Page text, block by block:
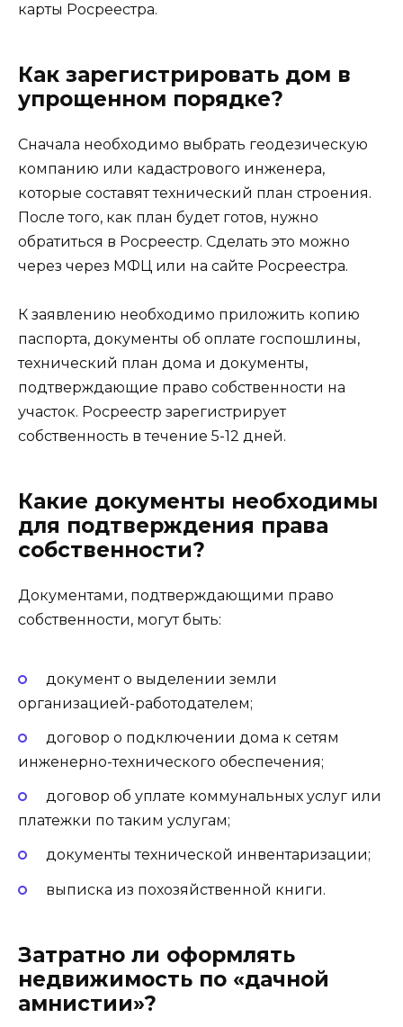
карты Росреестра.
Как зарегистрировать дом в
упрощенном порядке?
Сначала необходимо выбрать геодезическую
компанию или кадастрового инженера,
которые составят технический план строения.
После того, как план будет готов, нужно
обратиться в Росреестр. Сделать это можно
через через МФЦ или на сайте Росреестра.
К заявлению необходимо приложить копию
паспорта, документы об оплате госпошлины,
технический план дома и документы,
подтверждающие право собственности на
участок. Росреестр зарегистрирует
собственность в течение 5-12 дней.
Какие документы необходимы
для подтверждения права
собственности?
Документами, подтверждающими право
собственности, могут быть:
документ о выделении земли
организацией-работодателем;
договор о подключении дома к сетям
инженерно-технического обеспечения;
договор об уплате коммунальных услуг или
платежки по таким услугам;
документы технической инвентаризации;
выписка из похозяйственной книги.
Затратно ли оформлять
недвижимость по «дачной
амнистии»?